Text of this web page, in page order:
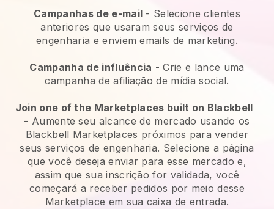
Campanhas de e-mail - Selecione clientes
anteriores que usaram seus serviços de
engenharia e enviem emails de marketing.
Campanha de influência - Crie e lance uma
campanha de afiliação de mídia social.
Join one of the Marketplaces built on Blackbell
- Aumente seu alcance de mercado usando os
Blackbell Marketplaces próximos para vender
seus serviços de engenharia. Selecione a página
que você deseja enviar para esse mercado e,
assim que sua inscrição for validada, você
começará a receber pedidos por meio desse
Marketplace em sua caixa de entrada.